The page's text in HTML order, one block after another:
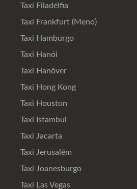
Taxi Filadélfia
Taxi Frankfurt (Meno)
Taxi Hamburgo
Taxi Hanói
Taxi Hanôver
Taxi Hong Kong
Taxi Houston
Taxi Istambul
Taxi Jacarta
Taxi Jerusalém
Taxi Joanesburgo
Taxi Las Vegas